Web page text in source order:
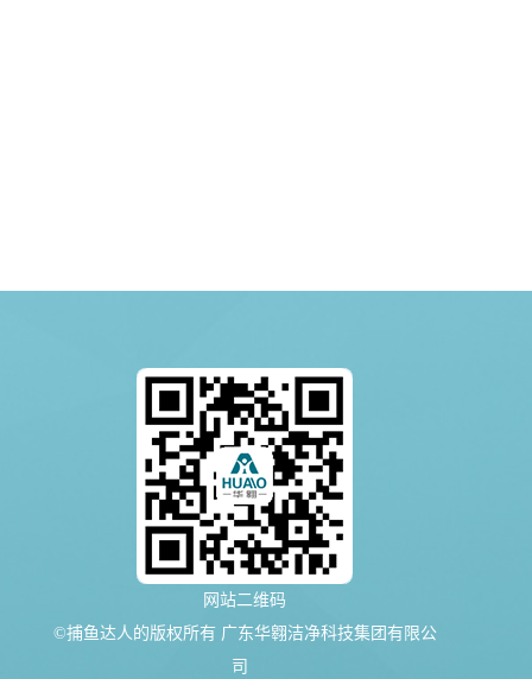
网站二维码
©捕鱼达人的版权所有 广东华翱洁净科技集团有限公
司